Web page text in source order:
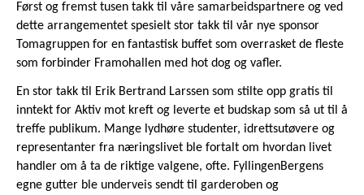
Først og fremst tusen takk til våre samarbeidspartnere og ved
dette arrangementet spesielt stor takk til vår nye sponsor
Tomagruppen for en fantastisk buffet som overrasket de fleste
som forbinder Framohallen med hot dog og vafler.
En stor takk til Erik Bertrand Larssen som stilte opp gratis til
inntekt for Aktiv mot kreft og leverte et budskap som så ut til å
treffe publikum. Mange lydhøre studenter, idrettsutøvere og
representanter fra næringslivet ble fortalt om hvordan livet
handler om å ta de riktige valgene, ofte. FyllingenBergens
egne gutter ble underveis sendt til garderoben og